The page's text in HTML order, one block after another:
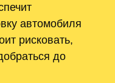
автомобиля
рисковать,
до